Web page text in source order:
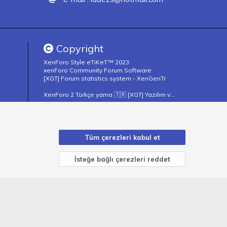
Copyright
XenForo Style eTiKeT™ 2023
xenForo Community Forum Software
[XGT] Forum statistics system - XenGenTr
XenForo 2 Türkçe yama 🇹🇷 [XGT] Yazılım ve web hizmetleri 2024
Gizlilik politikası Yardım
Tüm çerezleri kabul et
İsteğe bağlı çerezleri reddet